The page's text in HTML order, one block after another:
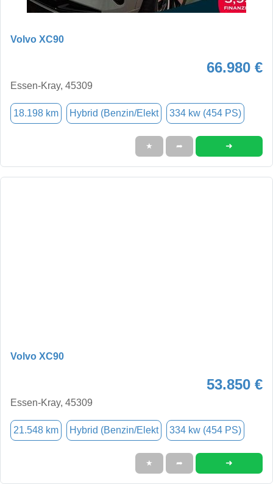
Volvo XC90
66.980 €
Essen-Kray, 45309
18.198 km Hybrid (Benzin/Elekt 334 kw (454 PS)
★ ➦ ➜
Volvo XC90
53.850 €
Essen-Kray, 45309
21.548 km Hybrid (Benzin/Elekt 334 kw (454 PS)
★ ➦ ➜